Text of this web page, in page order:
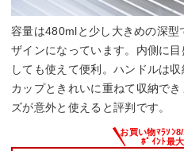
容量は480mlと少し大きめの深
ザインになっています。内側に
しても使えて便利。ハンドルは
カップときれいに重ねて収納で
ズが意外と使えると評判です。